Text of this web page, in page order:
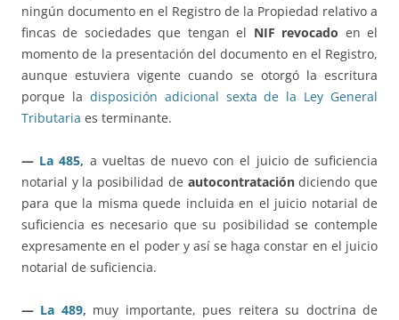
ningún documento en el Registro de la Propiedad relativo a
fincas de sociedades que tengan el NIF revocado en el
momento de la presentación del documento en el Registro,
aunque estuviera vigente cuando se otorgó la escritura
porque la disposición adicional sexta de la Ley General
Tributaria es terminante.
— La 485, a vueltas de nuevo con el juicio de suficiencia
notarial y la posibilidad de autocontratacióndiciendo que
para que la misma quede incluida en el juicio notarial de
suficiencia es necesario que su posibilidad se contemple
expresamente en el poder y así se haga constar en el juicio
notarial de suficiencia.
— La 489, muy importante, pues reitera su doctrina de